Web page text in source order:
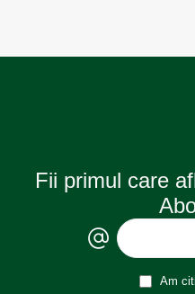
Fii primul care
Am